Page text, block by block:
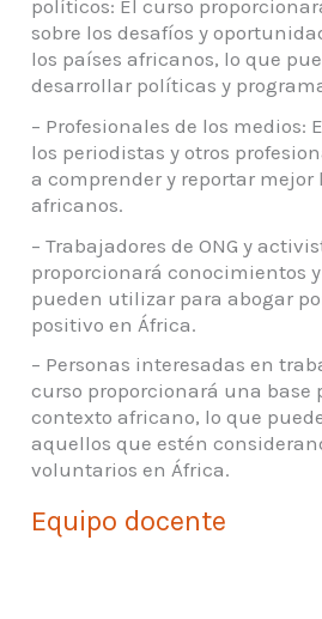
políticos: El curso
sobre los desafíos y
los países africanos, lo que
desarrollar políticas y
– Profesionales de los medios:
los periodistas y otros
a comprender y reportar mejor
africanos.
– Trabajadores de ONG y
proporcionará conocimientos
pueden utilizar para abogar
positivo en África.
– Personas interesadas en
curso proporcionará una base
contexto africano, lo que
aquellos que estén
voluntarios en África.
Equipo docente